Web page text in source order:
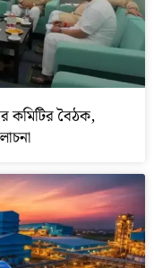
কমিটির বৈঠক,